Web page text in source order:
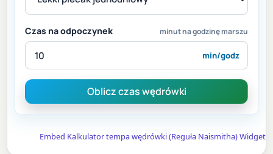
Czas na odpoczynek minut na godzinę marszu
min/godz
Embed Kalkulator tempa wędrówki (Reguła Naismitha) Widget